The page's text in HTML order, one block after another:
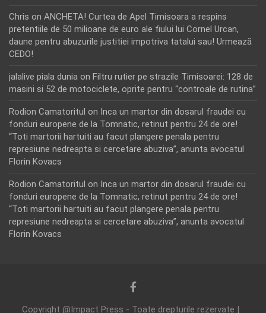
Chris on ANCHETA! Curtea de Apel Timisoara a respins
pretentiile de 50 milioane de euro ale fiului lui Cornel Urcan,
daune pentru abuzurile justitiei impotriva tatalui sau! Urmează
CEDO!
jalalive piala dunia on Filtru rutier pe strazile Timisoarei: 128 de
masini si 52 de motociclete, oprite pentru “controale de rutina”
Rodion Camatoritul on Inca un martor din dosarul fraudei cu
fonduri europene de la Tomnatic, retinut pentru 24 de ore!
“Toti martorii hartuiti au facut plangere penala pentru
represiune nedreapta si cercetare abuziva”, anunta avocatul
Florin Kovacs
Rodion Camatoritul on Inca un martor din dosarul fraudei cu
fonduri europene de la Tomnatic, retinut pentru 24 de ore!
“Toti martorii hartuiti au facut plangere penala pentru
represiune nedreapta si cercetare abuziva”, anunta avocatul
Florin Kovacs
Copyright @Impact Press - Toate drepturile rezervate |